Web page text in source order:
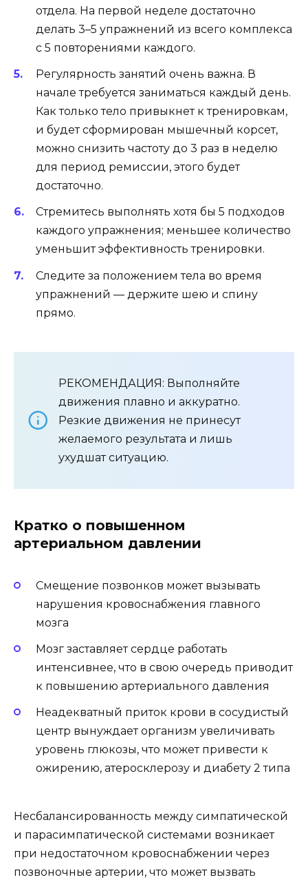
отдела. На первой неделе достаточно
делать 3–5 упражнений из всего комплекса
с 5 повторениями каждого.
Регулярность занятий очень важна. В
начале требуется заниматься каждый день.
Как только тело привыкнет к тренировкам,
и будет сформирован мышечный корсет,
можно снизить частоту до 3 раз в неделю
для период ремиссии, этого будет
достаточно.
Стремитесь выполнять хотя бы 5 подходов
каждого упражнения; меньшее количество
уменьшит эффективность тренировки.
Следите за положением тела во время
упражнений — держите шею и спину
прямо.
РЕКОМЕНДАЦИЯ: Выполняйте
движения плавно и аккуратно.
Резкие движения не принесут
желаемого результата и лишь
ухудшат ситуацию.
Кратко о повышенном
артериальном давлении
Смещение позвонков может вызывать
нарушения кровоснабжения главного
мозга
Мозг заставляет сердце работать
интенсивнее, что в свою очередь приводит
к повышению артериального давления
Неадекватный приток крови в сосудистый
центр вынуждает организм увеличивать
уровень глюкозы, что может привести к
ожирению, атеросклерозу и диабету 2 типа
Несбалансированность между симпатической
и парасимпатической системами возникает
при недостаточном кровоснабжении через
позвоночные артерии, что может вызвать